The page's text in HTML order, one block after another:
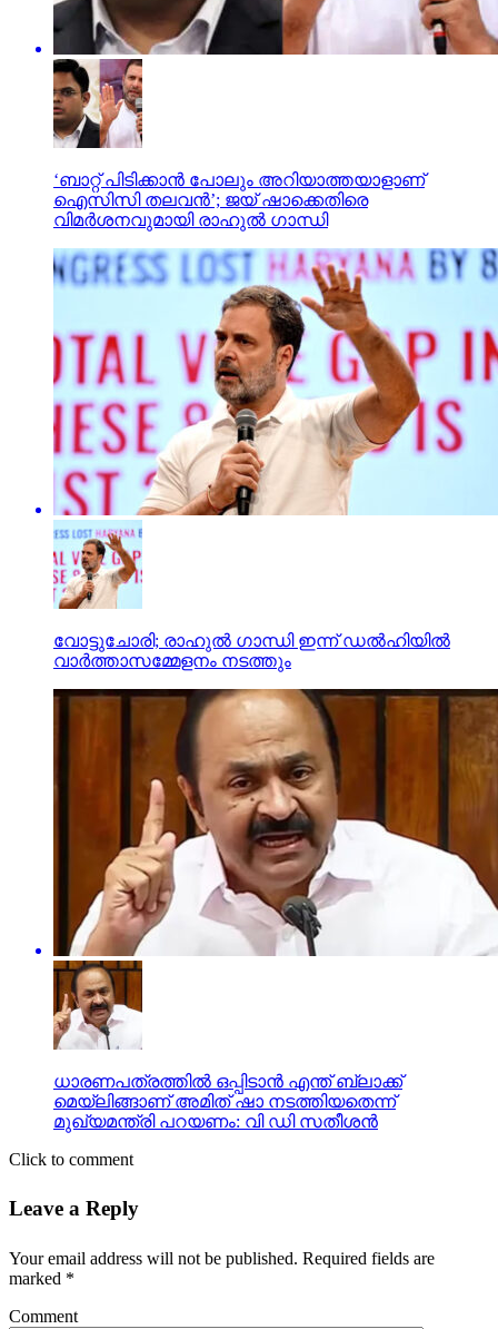
‘ബാറ്റ് പിടിക്കാൻ പോലും അറിയാത്തയാളാണ്
ഐസിസി തലവൻ’; ജയ് ഷാക്കെതിരെ
വിമർശനവുമായി രാഹുൽ ഗാന്ധി
വോട്ടുചോരി; രാഹുല്‍ ഗാന്ധി ഇന്ന് ഡല്‍ഹിയില്‍
വാര്‍ത്താസമ്മേളനം നടത്തും
ധാരണപത്രത്തില്‍ ഒപ്പിടാന്‍ എന്ത് ബ്ലാക്ക്
മെയ്‌ലിങ്ങാണ് അമിത് ഷാ നടത്തിയതെന്ന്
മുഖ്യമന്ത്രി പറയണം: വി ഡി സതീശന്‍
Click to comment
Leave a Reply
Your email address will not be published. Required fields are
marked *
Comment